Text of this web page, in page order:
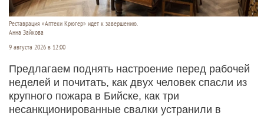
Реставрация «Аптеки Крюгер» идет к завершению.
Анна Зайкова
9 августа 2026 в 12:00
Предлагаем поднять настроение перед рабочей
неделей и почитать, как двух человек спасли из
крупного пожара в Бийске, как три
несанкционированные свалки устранили в